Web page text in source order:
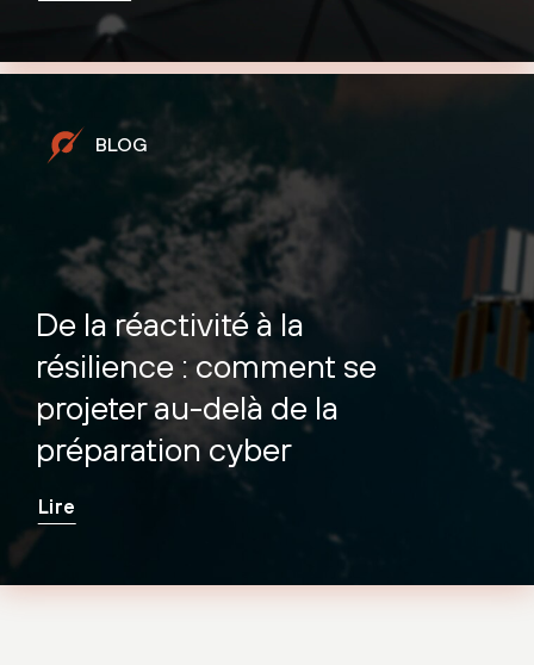
BLOG
De la réactivité à la
résilience : comment se
projeter au-delà de la
préparation cyber
Lire